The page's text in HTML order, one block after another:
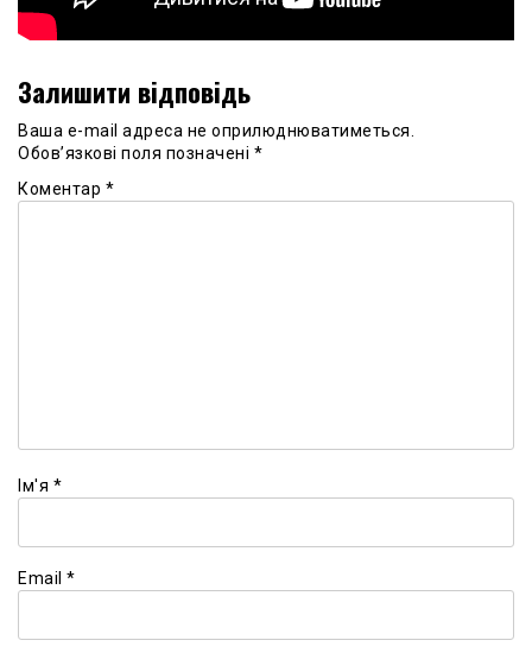
Залишити відповідь
Ваша e-mail адреса не оприлюднюватиметься.
Обов’язкові поля позначені *
Коментар *
Ім'я *
Email *